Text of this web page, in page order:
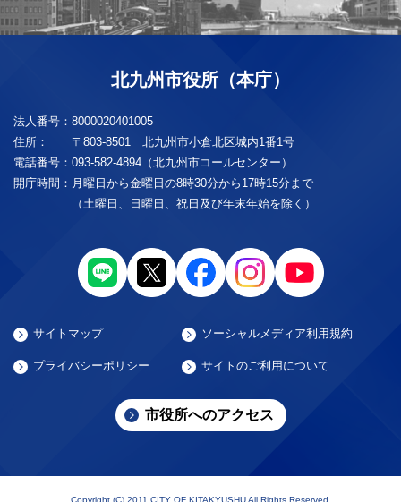
北九州市役所（本庁）
法人番号： 8000020401005
住所：
〒803-8501 北九州市小倉北区城内1番1号
電話番号： 093-582-4894（北九州市コールセンター）
開庁時間： 月曜日から金曜日の8時30分から17時15分まで
（土曜日、日曜日、祝日及び年末年始を除く）
サイトマップ ソーシャルメディア利用規約
プライバシーポリシー サイトのご利用について
市役所へのアクセス